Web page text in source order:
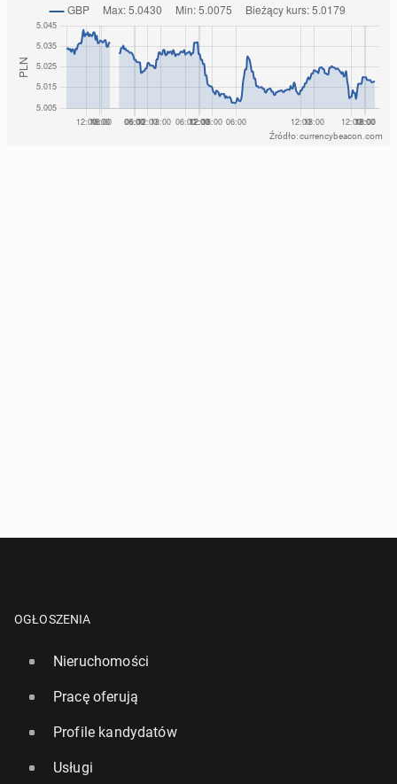
Źródło: currencybeacon.com
OGŁOSZENIA
Nieruchomości
Pracę oferują
Profile kandydatów
Usługi